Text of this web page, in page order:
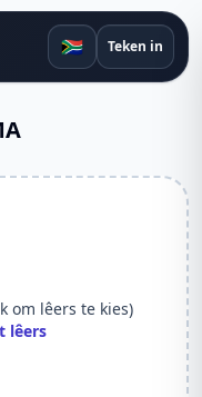
🇿🇦 Teken in
om lêers te kies)
lêers